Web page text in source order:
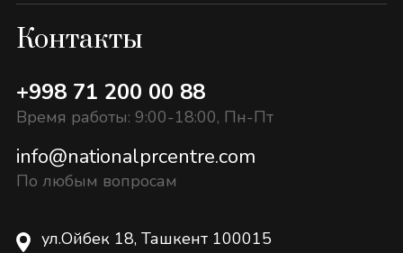
Контакты
+998 71 200 00 88
Время работы: 9:00-18:00, Пн-Пт
info@nationalprcentre.com
По любым вопросам
ул.Ойбек 18, Ташкент 100015